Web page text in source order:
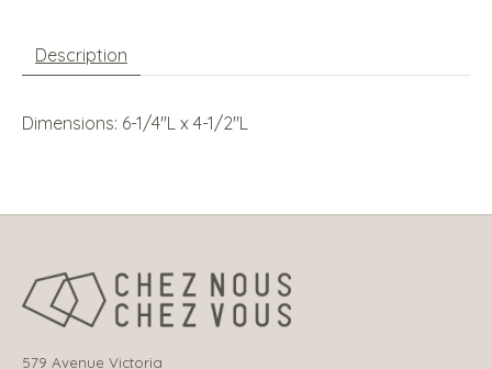
Description
Dimensions: 6-1/4''L x 4-1/2''L
579 Avenue Victoria